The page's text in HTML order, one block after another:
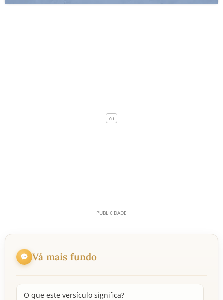
QUEM SOMOS
Vá mais fundo
O que este versículo significa?